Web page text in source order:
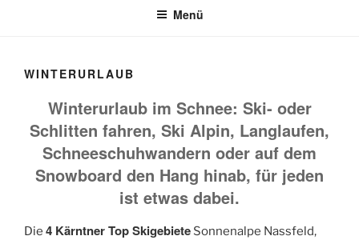
Menü
WINTERURLAUB
Winterurlaub im Schnee: Ski- oder
Schlitten fahren, Ski Alpin, Langlaufen,
Schneeschuhwandern oder auf dem
Snowboard den Hang hinab, für jeden
ist etwas dabei.
Die 4 Kärntner Top Skigebiete Sonnenalpe Nassfeld,